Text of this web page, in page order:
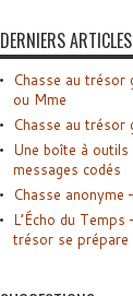
DERNIERS ARTICLES
Chasse au trésor
ou Mme
Chasse au trésor
Une boîte à
messages codés
Chasse anonyme
L’Écho du
trésor se prépare